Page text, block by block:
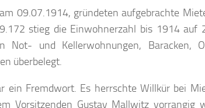
09.07.1914, gründeten aufgebrachte
stieg die Einwohnerzahl bis 1914 auf
Not- und Kellerwohnungen, Baracken,
überbelegt.
ein Fremdwort. Es herrschte Willkür bei
Vorsitzenden Gustav Mallwitz vorrangig